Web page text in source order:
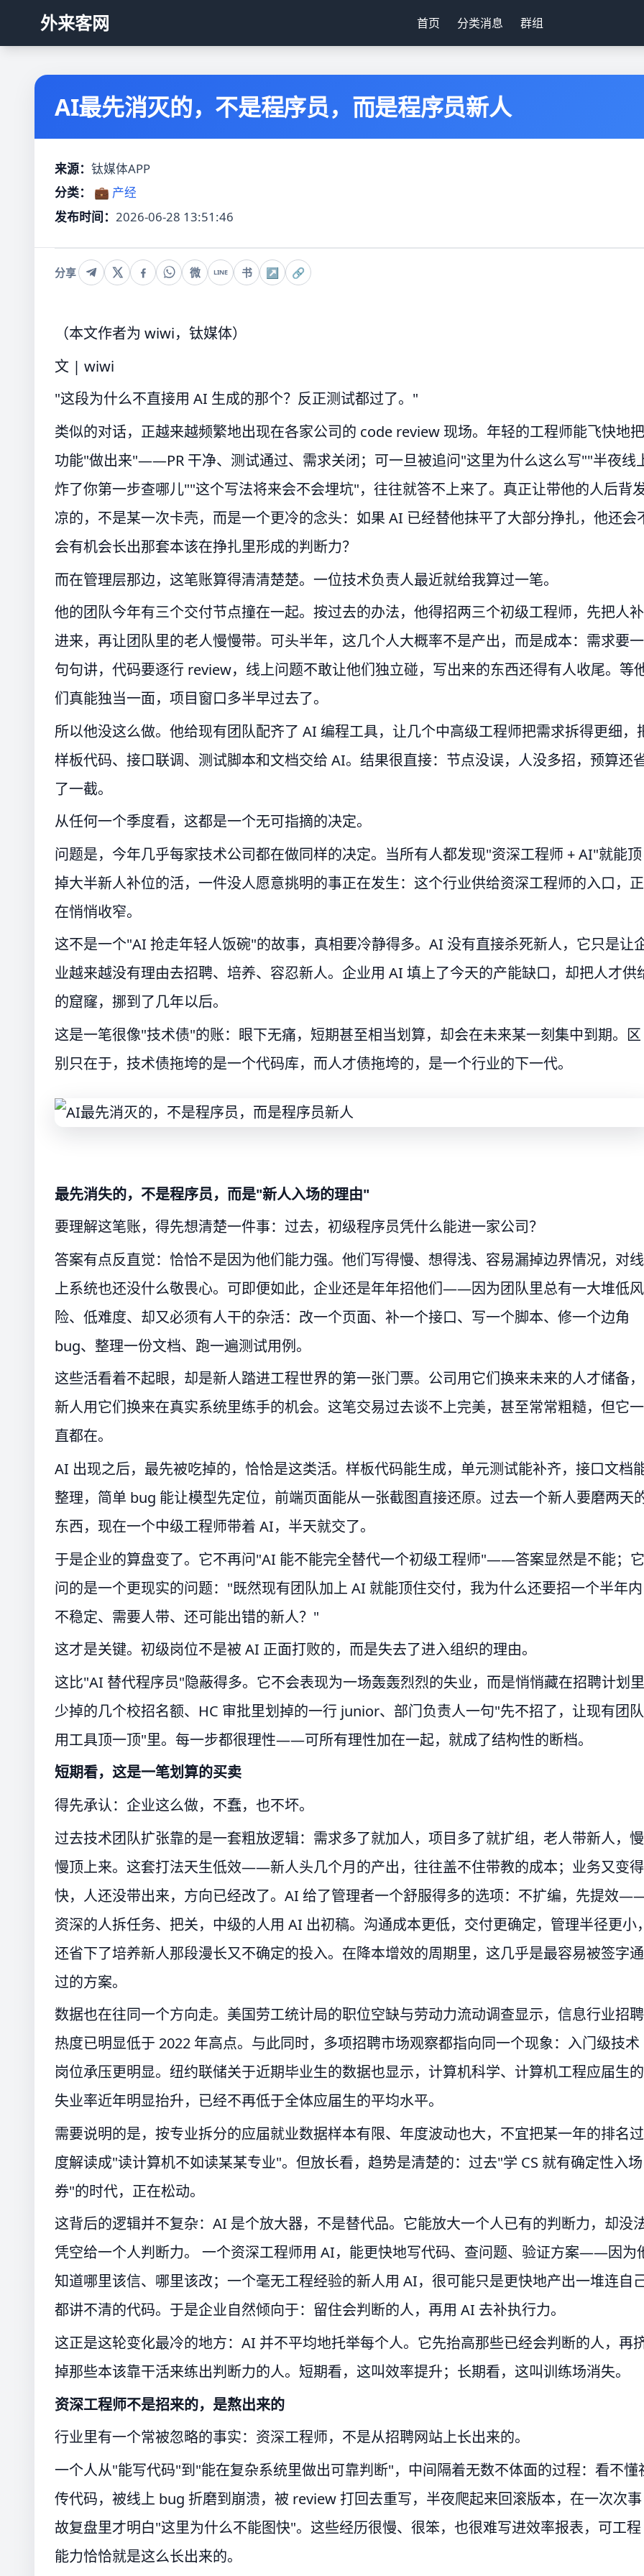
外来客网 首页 分类消息 群组
AI最先消灭的，不是程序员，而是程序员新人
来源： 钛媒体APP
分类：
💼 产经
发布时间： 2026-06-28 13:51:46
分享 微 LINE 书 ↗ 🔗
（本文作者为 wiwi，钛媒体）
文 | wiwi
"这段为什么不直接用 AI 生成的那个？反正测试都过了。"
类似的对话，正越来越频繁地出现在各家公司的 code review 现场。年轻的工程师能飞快地把
功能"做出来"——PR 干净、测试通过、需求关闭；可一旦被追问"这里为什么这么写""半夜线
炸了你第一步查哪儿""这个写法将来会不会埋坑"，往往就答不上来了。真正让带他的人后背
凉的，不是某一次卡壳，而是一个更冷的念头：如果 AI 已经替他抹平了大部分挣扎，他还会
会有机会长出那套本该在挣扎里形成的判断力？
而在管理层那边，这笔账算得清清楚楚。一位技术负责人最近就给我算过一笔。
他的团队今年有三个交付节点撞在一起。按过去的办法，他得招两三个初级工程师，先把人补
进来，再让团队里的老人慢慢带。可头半年，这几个人大概率不是产出，而是成本：需求要一
句句讲，代码要逐行 review，线上问题不敢让他们独立碰，写出来的东西还得有人收尾。等
们真能独当一面，项目窗口多半早过去了。
所以他没这么做。他给现有团队配齐了 AI 编程工具，让几个中高级工程师把需求拆得更细，
样板代码、接口联调、测试脚本和文档交给 AI。结果很直接：节点没误，人没多招，预算还
了一截。
从任何一个季度看，这都是一个无可指摘的决定。
问题是，今年几乎每家技术公司都在做同样的决定。当所有人都发现"资深工程师 + AI"就能顶
掉大半新人补位的活，一件没人愿意挑明的事正在发生：这个行业供给资深工程师的入口，正
在悄悄收窄。
这不是一个"AI 抢走年轻人饭碗"的故事，真相要冷静得多。AI 没有直接杀死新人，它只是让
业越来越没有理由去招聘、培养、容忍新人。企业用 AI 填上了今天的产能缺口，却把人才供
的窟窿，挪到了几年以后。
这是一笔很像"技术债"的账：眼下无痛，短期甚至相当划算，却会在未来某一刻集中到期。区
别只在于，技术债拖垮的是一个代码库，而人才债拖垮的，是一个行业的下一代。
最先消失的，不是程序员，而是"新人入场的理由"
要理解这笔账，得先想清楚一件事：过去，初级程序员凭什么能进一家公司？
答案有点反直觉：恰恰不是因为他们能力强。他们写得慢、想得浅、容易漏掉边界情况，对线
上系统也还没什么敬畏心。可即便如此，企业还是年年招他们——因为团队里总有一大堆低风
险、低难度、却又必须有人干的杂活：改一个页面、补一个接口、写一个脚本、修一个边角
bug、整理一份文档、跑一遍测试用例。
这些活看着不起眼，却是新人踏进工程世界的第一张门票。公司用它们换来未来的人才储备，
新人用它们换来在真实系统里练手的机会。这笔交易过去谈不上完美，甚至常常粗糙，但它一
直都在。
AI 出现之后，最先被吃掉的，恰恰是这类活。样板代码能生成，单元测试能补齐，接口文档
整理，简单 bug 能让模型先定位，前端页面能从一张截图直接还原。过去一个新人要磨两天
东西，现在一个中级工程师带着 AI，半天就交了。
于是企业的算盘变了。它不再问"AI 能不能完全替代一个初级工程师"——答案显然是不能；它
问的是一个更现实的问题："既然现有团队加上 AI 就能顶住交付，我为什么还要招一个半年内
不稳定、需要人带、还可能出错的新人？"
这才是关键。初级岗位不是被 AI 正面打败的，而是失去了进入组织的理由。
这比"AI 替代程序员"隐蔽得多。它不会表现为一场轰轰烈烈的失业，而是悄悄藏在招聘计划里
少掉的几个校招名额、HC 审批里划掉的一行 junior、部门负责人一句"先不招了，让现有团队
用工具顶一顶"里。每一步都很理性——可所有理性加在一起，就成了结构性的断档。
短期看，这是一笔划算的买卖
得先承认：企业这么做，不蠢，也不坏。
过去技术团队扩张靠的是一套粗放逻辑：需求多了就加人，项目多了就扩组，老人带新人，慢
慢顶上来。这套打法天生低效——新人头几个月的产出，往往盖不住带教的成本；业务又变得
快，人还没带出来，方向已经改了。AI 给了管理者一个舒服得多的选项：不扩编，先提效
资深的人拆任务、把关，中级的人用 AI 出初稿。沟通成本更低，交付更确定，管理半径更小
还省下了培养新人那段漫长又不确定的投入。在降本增效的周期里，这几乎是最容易被签字通
过的方案。
数据也在往同一个方向走。美国劳工统计局的职位空缺与劳动力流动调查显示，信息行业招聘
热度已明显低于 2022 年高点。与此同时，多项招聘市场观察都指向同一个现象：入门级技术
岗位承压更明显。纽约联储关于近期毕业生的数据也显示，计算机科学、计算机工程应届生的
失业率近年明显抬升，已经不再低于全体应届生的平均水平。
需要说明的是，按专业拆分的应届就业数据样本有限、年度波动也大，不宜把某一年的排名过
度解读成"读计算机不如读某某专业"。但放长看，趋势是清楚的：过去"学 CS 就有确定性入场
券"的时代，正在松动。
这背后的逻辑并不复杂：AI 是个放大器，不是替代品。它能放大一个人已有的判断力，却没
凭空给一个人判断力。 一个资深工程师用 AI，能更快地写代码、查问题、验证方案——因为
知道哪里该信、哪里该改；一个毫无工程经验的新人用 AI，很可能只是更快地产出一堆连自
都讲不清的代码。于是企业自然倾向于：留住会判断的人，再用 AI 去补执行力。
这正是这轮变化最冷的地方：AI 并不平均地托举每个人。它先抬高那些已经会判断的人，再
掉那些本该靠干活来练出判断力的人。短期看，这叫效率提升；长期看，这叫训练场消失。
资深工程师不是招来的，是熬出来的
行业里有一个常被忽略的事实：资深工程师，不是从招聘网站上长出来的。
一个人从"能写代码"到"能在复杂系统里做出可靠判断"，中间隔着无数不体面的过程：看不懂
传代码，被线上 bug 折磨到崩溃，被 review 打回去重写，半夜爬起来回滚版本，在一次次事
故复盘里才明白"这里为什么不能图快"。这些经历很慢、很笨，也很难写进效率报表，可工程
能力恰恰就是这么长出来的。